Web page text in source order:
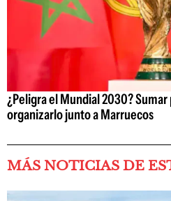
¿Peligra el Mundial 2030?
organizarlo junto a Marruecos
MÁS NOTICIAS DE